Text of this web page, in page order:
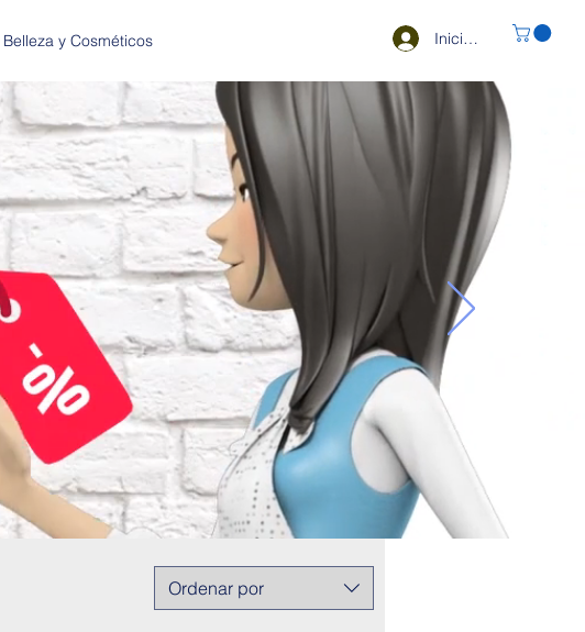
Iniciar sesión
Belleza y Cosméticos
Ordenar por